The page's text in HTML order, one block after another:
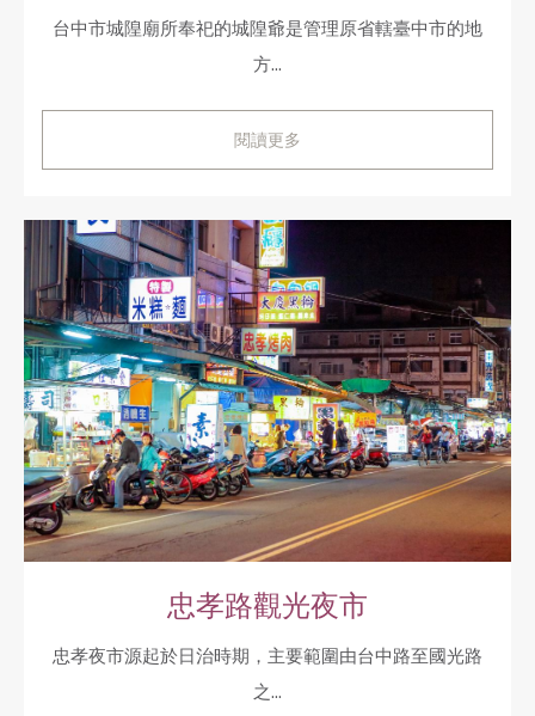
台中市城隍廟所奉祀的城隍爺是管理原省轄臺中市的地
方...
閱讀更多
忠孝路觀光夜市
忠孝夜市源起於日治時期，主要範圍由台中路至國光路
之...